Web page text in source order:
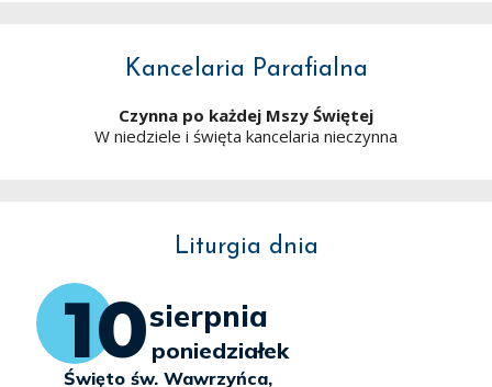
Kancelaria Parafialna
Czynna po każdej Mszy Świętej
W niedziele i święta kancelaria nieczynna
Liturgia dnia